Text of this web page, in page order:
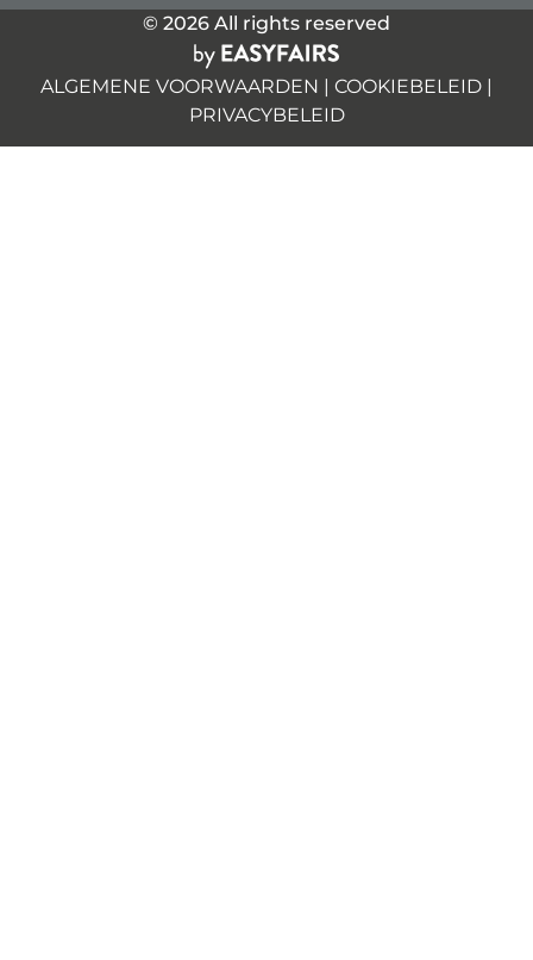
© 2026 All rights reserved
ALGEMENE VOORWAARDEN | COOKIEBELEID |
PRIVACYBELEID